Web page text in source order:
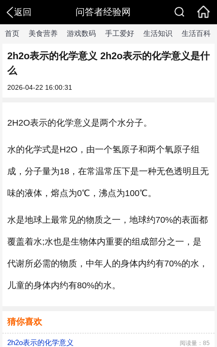
返回 问答者经验网
首页 美食营养 游戏数码 手工爱好 生活知识 生活百科
2h2o表示的化学意义 2h2o表示的化学意义是什
么
2026-04-22 16:00:31
2H2O表示的化学意义是两个水分子。
水的化学式是H2O，由一个氢原子和两个氧原子组
成，分子量为18，在常温常压下是一种无色透明且无
味的液体，熔点为0℃，沸点为100℃。
水是地球上最常见的物质之一，地球约70%的表面都
覆盖着水;水也是生物体内重要的组成部分之一，是
代谢所必需的物质，中年人的身体内约有70%的水，
儿童的身体内约有80%的水。
猜你喜欢
2h2o表示的化学意义 阅读量：85